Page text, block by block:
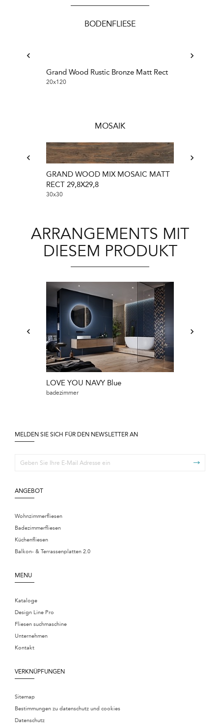
BODENFLIESE
Grand Wood Rustic Bronze Matt Rect
20x120
MOSAIK
GRAND WOOD MIX MOSAIC MATT
RECT 29,8X29,8
30x30
ARRANGEMENTS MIT
DIESEM PRODUKT
LOVE YOU NAVY Blue
badezimmer
MELDEN SIE SICH FÜR DEN NEWSLETTER AN
ANGEBOT
Wohnzimmerfliesen
Badezimmerfliesen
Küchenfliesen
Balkon- & Terrassenplatten 2.0
MENU
Kataloge
Design Line Pro
Fliesen suchmaschine
Unternehmen
Kontakt
VERKNÜPFUNGEN
Sitemap
Bestimmungen zu datenschutz und cookies
Datenschutz